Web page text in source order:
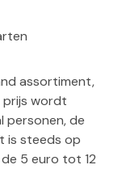
assortiment,
prijs wordt
personen, de
is steeds op
5 euro tot 12